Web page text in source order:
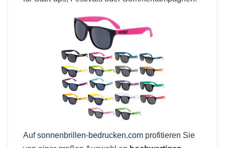
Aufsonnenbrillen-bedrucken.com profitieren Sie